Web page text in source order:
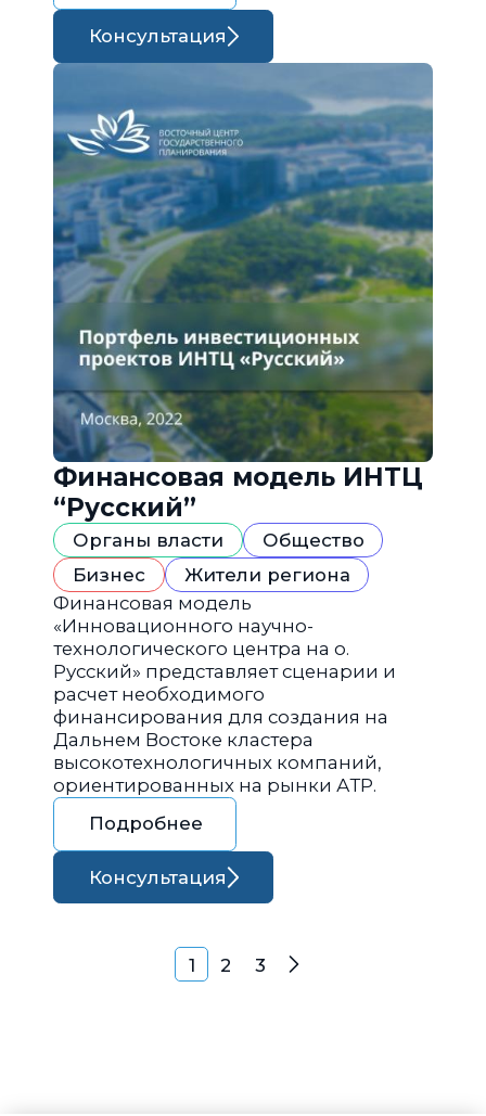
Консультация
Финансовая модель ИНТЦ
“Русский”
Органы власти
Общество
Бизнес
Жители региона
Финансовая модель
«Инновационного научно-
технологического центра на о.
Русский» представляет сценарии и
расчет необходимого
финансирования для создания на
Дальнем Востоке кластера
высокотехнологичных компаний,
ориентированных на рынки АТР.
Подробнее
Консультация
Навигация по
1 2 3 Далее